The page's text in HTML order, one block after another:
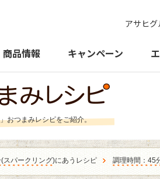
アサヒ
商品情報 キャンペーン
おつまみレシピをご紹介。
(スパークリング)にあうレシピ 調理時間：45